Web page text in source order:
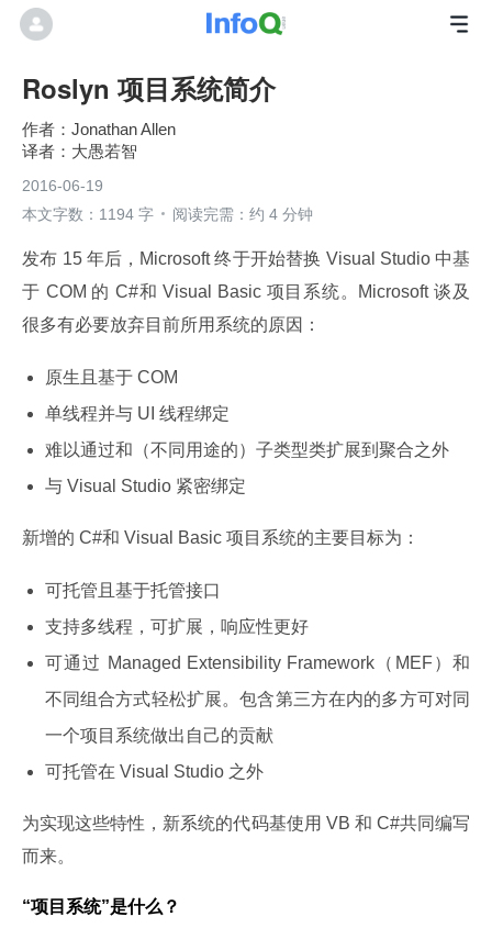
Roslyn 项目系统简介
Jonathan Allen
大愚若智
2016-06-19
本文字数：1194 字
阅读完需：约 4 分钟
发布 15 年后，Microsoft 终于开始替换 Visual Studio 中基
于 COM 的 C#和 Visual Basic 项目系统。Microsoft 谈及
很多有必要放弃目前所用系统的原因：
原生且基于 COM
单线程并与 UI 线程绑定
难以通过和（不同用途的）子类型类扩展到聚合之外
与 Visual Studio 紧密绑定
新增的 C#和 Visual Basic 项目系统的主要目标为：
可托管且基于托管接口
支持多线程，可扩展，响应性更好
可通过 Managed Extensibility Framework（MEF）和
不同组合方式轻松扩展。包含第三方在内的多方可对同
一个项目系统做出自己的贡献
可托管在 Visual Studio 之外
为实现这些特性，新系统的代码基使用 VB 和 C#共同编写
而来。
“项目系统”是什么？